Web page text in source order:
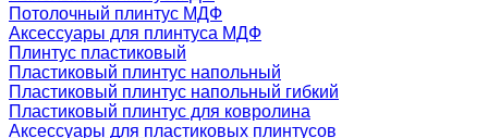
Потолочный плинтус МДФ
Аксессуары для плинтуса МДФ
Плинтус пластиковый
Пластиковый плинтус напольный
Пластиковый плинтус напольный гибкий
Пластиковый плинтус для ковролина
Аксессуары для пластиковых плинтусов